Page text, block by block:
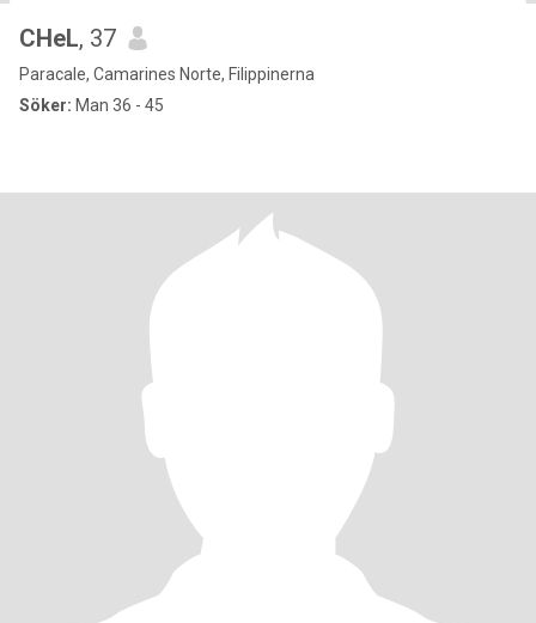
CHeL, 37
Paracale, Camarines Norte, Filippinerna
Söker: Man 36 - 45